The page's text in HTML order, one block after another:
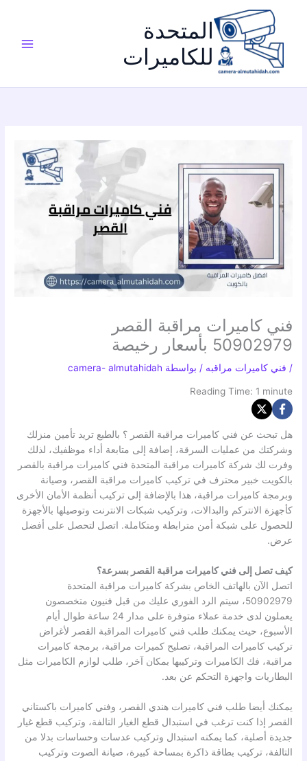
المتحدة
للكاميرات
فني كاميرات مراقبة القصر
50902979 بأسعار رخيصة
/ فني كاميرات مراقبه / بواسطة camera- almutahidah
Reading Time: 1 minute
هل تبحث عن فني كاميرات مراقبة القصر ؟ بالطبع تريد تأمين منزلك
وشركتك من عمليات السرقة، إضافة إلى متابعة أداء موظفيك، لذلك
وفرت لك شركة كاميرات مراقبة المتحدة فني كاميرات مراقبة بالقصر
بالكويت خبير محترف في تركيب كاميرات مراقبة القصر، وصيانة
وبرمجة كاميرات مراقبة، هذا بالإضافة إلى تركيب أنظمة الأمان الأخرى
كأجهزة الانتركم والبدالات، وتركيب شبكات الانترنت وتوصيلها بالأجهزة
للحصول على شبكة أمن مترابطة ومتكاملة. اتصل لتحصل على أفضل
عرض.
كيف تصل إلى فني كاميرات مراقبة القصر بسرعة؟
اتصل الآن بالهاتف الخاص بشركة كاميرات مراقبة المتحدة
50902979، سيتم الرد الفوري عليك من قبل فنيون متخصصون
يعملون لدى خدمة عملاء متوفرة على مدار 24 ساعة طوال أيام
الأسبوع، حيث يمكنك طلب فني كاميرات المراقبة القصر لأغراض
تركيب كاميرات المراقبة، تصليح كميرات مراقبة، برمجة كاميرات
مراقبة، فك الكاميرات وتركيبها بمكان آخر، طلب لوازم الكاميرات مثل
البطاريات واجهزة التحكم عن بعد.
يمكنك أيضا طلب فني كاميرات هندي القصر، وفني كاميرات باكستاني
القصر إذا كنت ترغب في استبدال قطع الغيار التالفة، وتركيب قطع غيار
جديدة أصلية، كما يمكنه استبدال وتركيب عدسات وحساسات بدلا من
التالفة، تركيب بطاقة ذاكرة بمساحة كبيرة، صيانة الصوت وتركيب